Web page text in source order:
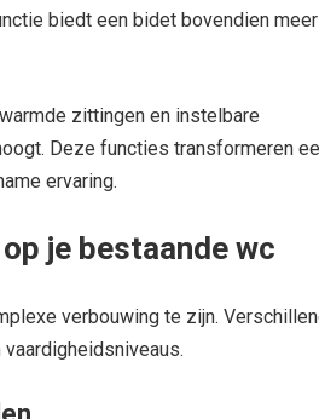
biedt een bidet bovendien meer
zittingen en instelbare
Deze functies transformeren
ervaring.
je bestaande wc
verbouwing te zijn.